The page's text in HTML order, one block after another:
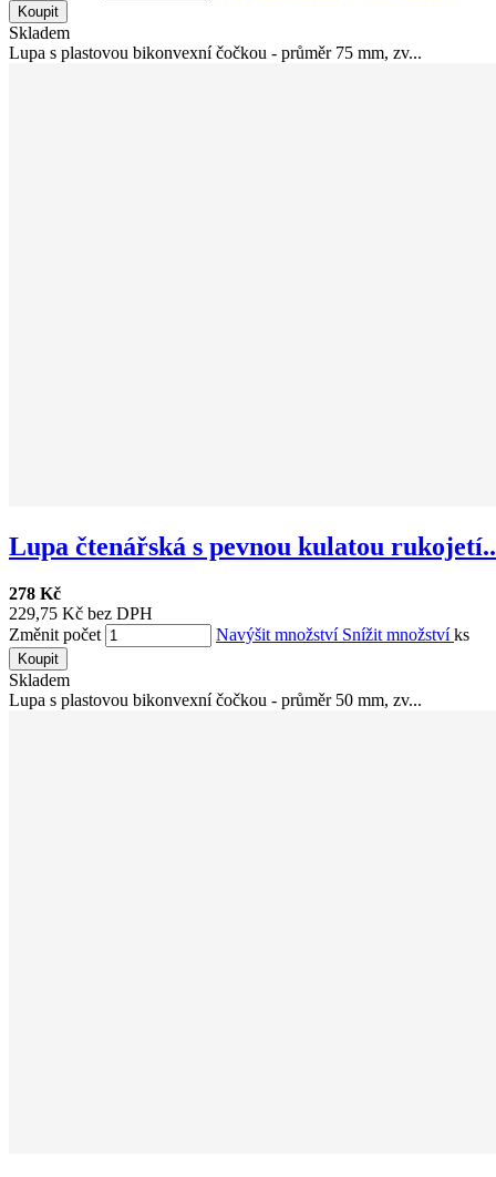
Koupit
Skladem
Lupa s plastovou bikonvexní čočkou - průměr 75 mm, zv...
Lupa čtenářská s pevnou kulatou
278 Kč
229,75 Kč bez DPH
Změnit počet
Navýšit množství Snížit množstvíks
Koupit
Skladem
Lupa s plastovou bikonvexní čočkou - průměr 50 mm, zv...